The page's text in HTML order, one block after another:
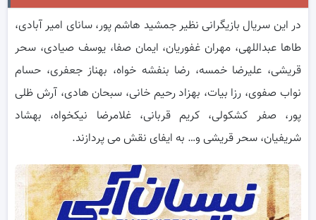
در این سریال بازیگرانی نظیر جمشید هاشم پور، سانای امیر آبادی،
طاها عبداللهی، مهران غفوریان، ایمان صفا، یوسف صیادی، سحر
قریشی، علیرضا خمسه، رضا بنفشه خواه، بهناز جعفری، حسام
نواب صفوی، رزا بیات، بهزاد رحیم خانی، سبحان هادی، آرش ظلی
پور، صفر کشکولی، کریم قربانی، غلامرضا نیکخواه، بهشاد
شریفیان، سحر قریشی و… به ایفای نقش می پردازند.